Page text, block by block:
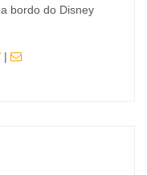
bordo do Disney
|